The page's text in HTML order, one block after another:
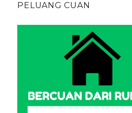
PELUANG CUAN